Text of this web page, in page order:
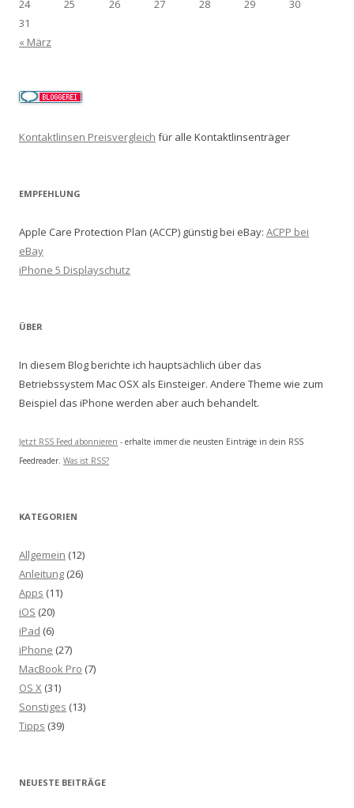
24 25 26 27 28 29
30
31
« März
Kontaktlinsen Preisvergleich für alle Kontaktlinsenträger
EMPFEHLUNG
Apple Care Protection Plan (ACCP) günstig bei eBay: ACPP bei
eBay
iPhone 5 Displayschutz
ÜBER
In diesem Blog berichte ich hauptsächlich über das
Betriebssystem Mac OSX als Einsteiger. Andere Theme wie zum
Beispiel das iPhone werden aber auch behandelt.
Jetzt RSS Feed abonnieren - erhalte immer die neusten Einträge in dein RSS
Feedreader. Was ist RSS?
KATEGORIEN
Allgemein (12)
Anleitung (26)
Apps (11)
iOS (20)
iPad (6)
iPhone (27)
MacBook Pro (7)
OS X (31)
Sonstiges (13)
Tipps (39)
NEUESTE BEITRÄGE